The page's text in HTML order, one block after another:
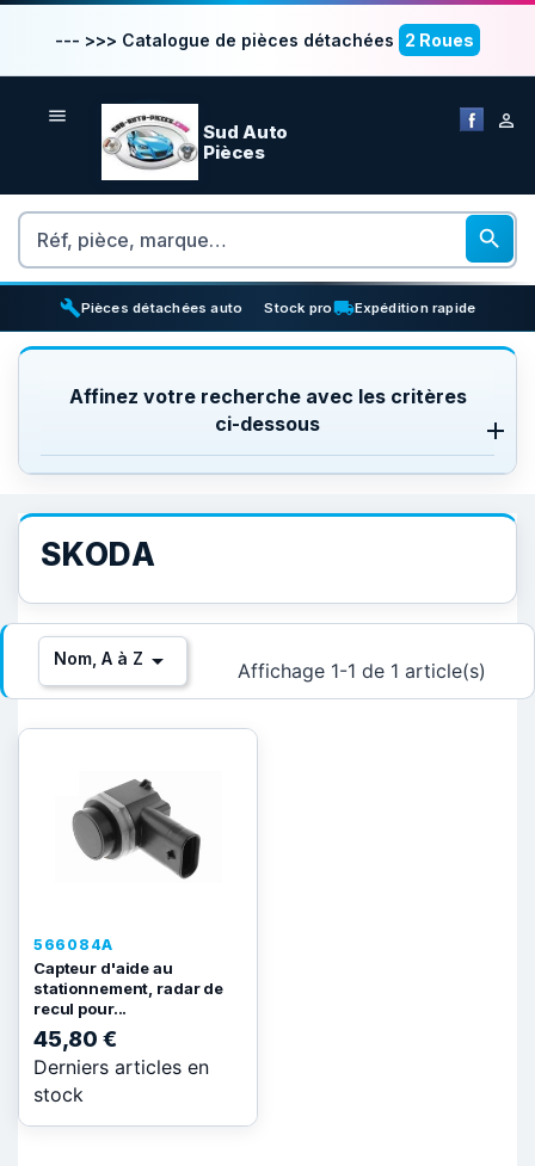
--- >>> Catalogue de pièces détachées 2 Roues
 
Sud Auto
Pièces
Rechercher

buildPièces détachées auto inventory_2
Stock prolocal_shippingExpédition rapide
Affinez votre recherche avec les critères
ci-dessous
SKODA
Nom, A à Z  Affichage 1-1 de 1 article(s)
566084A
Capteur d'aide au
stationnement, radar de
recul pour...
45,80 €
Derniers articles en
stock